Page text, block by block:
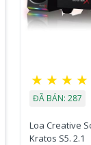
★ ★ ★ ★
ĐÃ BÁN: 287
Loa Creative
Kratos S5. 2.1